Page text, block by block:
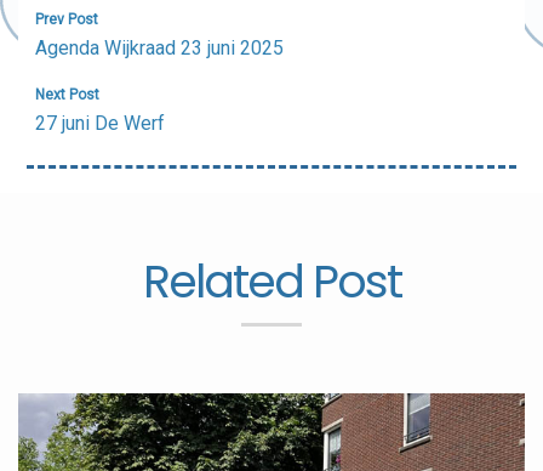
Bericht
navigatie
Prev Post
Agenda Wijkraad 23 juni 2025
Next Post
27 juni De Werf
Related Post